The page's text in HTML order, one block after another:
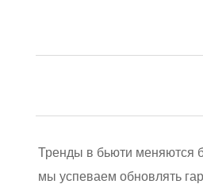
Тренды в бьюти меняются
мы успеваем обновлять